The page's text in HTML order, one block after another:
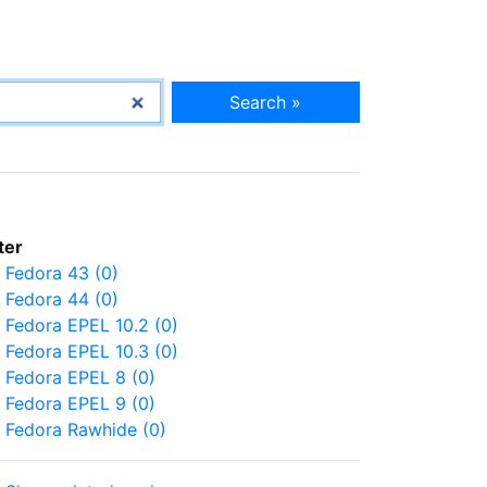
Search »
Fedora 43 (0)
Fedora 44 (0)
Fedora EPEL 10.2 (0)
Fedora EPEL 10.3 (0)
Fedora EPEL 8 (0)
Fedora EPEL 9 (0)
Fedora Rawhide (0)